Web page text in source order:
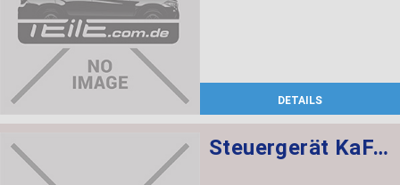
DETAILS
Steuergerät KaFAS